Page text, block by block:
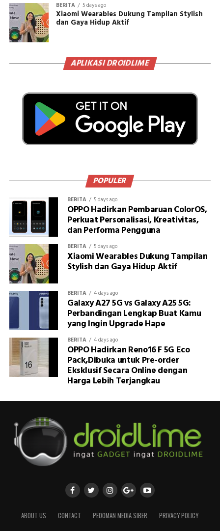
BERITA 5 days ago
Xiaomi Wearables Dukung Tampilan Stylish
dan Gaya Hidup Aktif
APLIKASI DROIDLIME
POPULER
BERITA 5 days ago
OPPO Hadirkan Pembaruan ColorOS,
Perkuat Personalisasi, Kreativitas,
dan Performa Pengguna
BERITA 5 days ago
Xiaomi Wearables Dukung Tampilan
Stylish dan Gaya Hidup Aktif
BERITA 4 days ago
Galaxy A27 5G vs Galaxy A25 5G:
Perbandingan Lengkap Buat Kamu
yang Ingin Upgrade Hape
BERITA 4 days ago
OPPO Hadirkan Reno16 F 5G Eco
Pack,Dibuka untuk Pre-order
Eksklusif Secara Online dengan
Harga Lebih Terjangkau
ABOUT US CONTACT PEDOMAN MEDIA SIBER PRIVACY POLICY